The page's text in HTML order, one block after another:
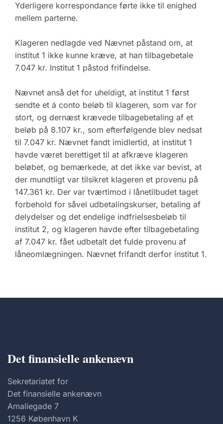
Yderligere korrespondance førte ikke til enighed
mellem parterne.
Klageren nedlagde ved Nævnet påstand om, at
institut 1 ikke kunne kræve, at han tilbagebetale
7.047 kr. Institut 1 påstod frifindelse.
Nævnet anså det for uheldigt, at institut 1 først
sendte et á conto beløb til klageren, som var for
stort, og dernæst krævede tilbagebetaling af et
beløb på 8.107 kr., som efterfølgende blev nedsat
til 7.047 kr. Nævnet fandt imidlertid, at institut 1
havde været berettiget til at afkræve klageren
beløbet, og bemærkede, at det ikke var bevist, at
der mundtligt var tilsikret klageren et provenu på
147.361 kr. Der var tværtimod i lånetilbudet taget
forbehold for såvel udbetalingskurser, betaling af
delydelser og det endelige indfrielsesbeløb til
institut 2, og klageren havde efter tilbagebetaling
af 7.047 kr. fået udbetalt det fulde provenu af
låneomlægningen. Nævnet frifandt derfor institut 1.
Det finansielle ankenævn
Sekretariatet for
Det finansielle ankenævn
Amaliegade 7
1256 København K